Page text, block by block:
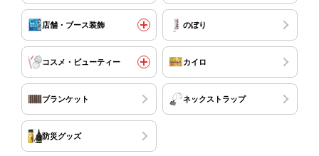
店舗・ブース装飾 のぼり
コスメ・ビューティー カイロ
ブランケット ネックストラップ
防災グッズ